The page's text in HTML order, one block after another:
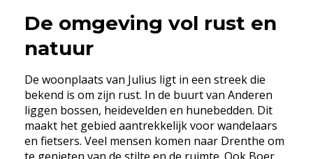
De omgeving vol rust en
natuur
De woonplaats van Julius ligt in een streek die
bekend is om zijn rust. In de buurt van Anderen
liggen bossen, heidevelden en hunebedden. Dit
maakt het gebied aantrekkelijk voor wandelaars
en fietsers. Veel mensen komen naar Drenthe om